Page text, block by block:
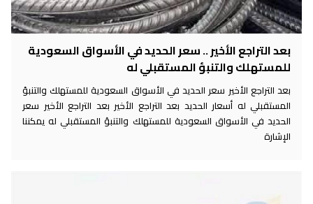
بعد التراجع الأخير .. سعر الحديد في الأسواق السعودية
للمستهلك والتنبؤ المستقبلي له
بعد التراجع الأخير سعر الحديد في الأسواق السعودية للمستهلك والتنبؤ
المستقبلي له أسعار الحديد بعد التراجع الأخير بعد التراجع الأخير سعر
الحديد في الأسواق السعودية للمستهلك والتنبؤ المستقبلي له يمكننا
الإشارة